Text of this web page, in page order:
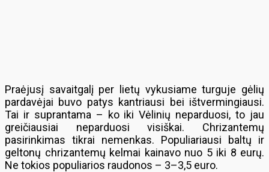
Praėjusį savaitgalį per lietų vykusiame turguje gėlių
pardavėjai buvo patys kantriausi bei ištvermingiausi.
Tai ir suprantama – ko iki Vėlinių neparduosi, to jau
greičiausiai neparduosi visiškai. Chrizantemų
pasirinkimas tikrai nemenkas. Populiariausi baltų ir
geltonų chrizantemų kelmai kainavo nuo 5 iki 8 eurų.
Ne tokios populiarios raudonos – 3–3,5 euro.